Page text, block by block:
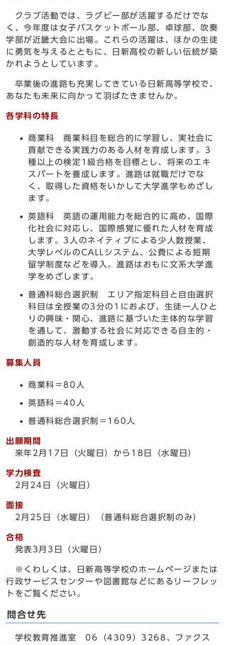
クラブ活動では、ラグビー部が活躍するだけでな
く、今年度は女子バスケットボール部、卓球部、吹奏
学部が近畿大会に出場。これらの活躍は、ほかの生徒
に勇気を与えるとともに、日新高校の新しい伝統が築
かれようとしています。
卒業後の進路も充実してきている日新高等学校で、
あなたも未来に向かって羽ばたきませんか。
各学科の特長
商業科 商業科目を総合的に学習し、実社会に
貢献できる実践力のある人材を育成します。3
種以上の検定1級合格を目標とし、将来のエキ
スパートを養成します。進路は就職だけでな
く、取得した資格をいかして大学進学もめざし
ます。
英語科 英語の運用能力を総合的に高め、国際
化社会に対応し、国際感覚に優れた人材を育成
します。3人のネイティブによる少人数授業、
大学レベルのCALLシステム、公費による短期
留学制度などを導入。進路はおもに文系大学進
学をめざします。
普通科総合選択制 エリア指定科目と自由選択
科目は全授業の3分の1におよび、生徒一人ひと
りの興味・関心、進路に基づいた主体的な学習
を通して、激動する社会に対応できる自主的・
創造的な人材を育成します。
募集人員
商業科＝80人
英語科＝40人
普通科総合選択制＝160人
出願期間
来年2月17日（火曜日）から18日（水曜日）
学力検査
2月24日（火曜日）
面接
2月25日（水曜日）（普通科総合選択制のみ）
合格
発表3月3日（火曜日）
※くわしくは、日新高等学校のホームページまたは
行政サービスセンターや図書館などにあるリーフレッ
トをご覧ください。
問合せ先
学校教育推進室 06（4309）3268、ファクス